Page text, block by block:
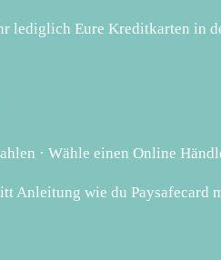
lediglich Eure Kreditkarten in
· Wähle einen Online
Anleitung wie du Paysafecard